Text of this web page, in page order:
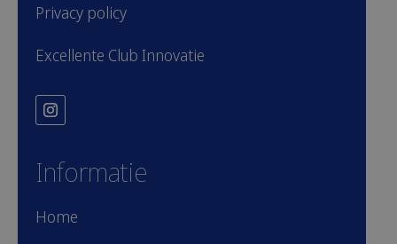
Privacy policy
Excellente Club Innovatie
Informatie
Home